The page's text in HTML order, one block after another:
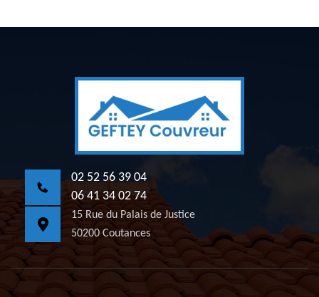
02 52 56 39 04
06 41 34 02 74
15 Rue du Palais de Justice
50200 Coutances